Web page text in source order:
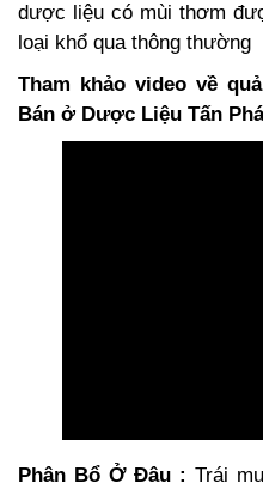
dược liệu có mùi thơm
loại khổ qua thông thường
Tham khảo video về
Bán ở Dược Liệu Tấn
Phân Bổ Ở Đâu : Trái